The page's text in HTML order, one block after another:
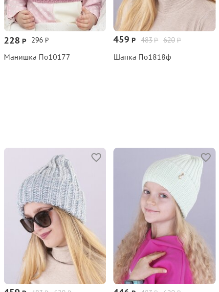
296 Р
228 Р
Манишка По10177
620 Р
483Р
459 Р
Шапка По1818ф